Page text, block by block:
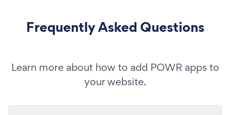
Frequently Asked Questions
Learn more about how to add POWR apps to
your website.